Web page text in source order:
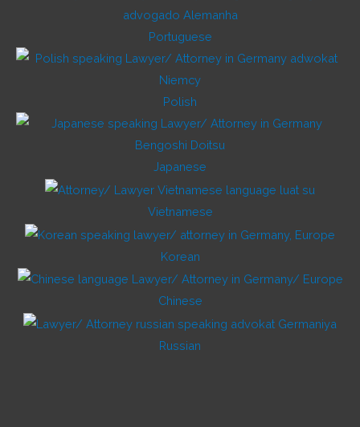
Portuguese
Polish
Japanese
Vietnamese
Korean
Chinese
Russian